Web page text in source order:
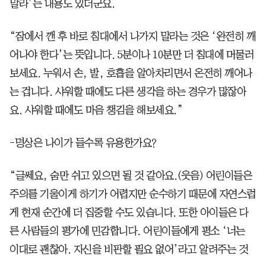
말라’는 내용도 있더군요.
“잠에서 깬 후 바로 침대에서 나가지 말라는 것은 ‘완전히 깨
어나야 한다’는 뜻입니다. 5분이나 10분만 더 침대에 머물러
보세요. 누워서 손, 발, 호흡을 알아차리면서 온전히 깨어나
는 겁니다. 샤워할 때에도 다른 생각을 하는 경우가 많잖아
요. 샤워할 때에도 마음 챙김을 해보세요.”
-명상은 나이가 들수록 유용한가요?
“글쎄요, 숨만 쉬고 있으면 될 것 같아요.(웃음) 어린이들은
주의를 기울이게 하기가 어렵지만 순수하기 때문에 자연스럽
게 현재 순간에 더 집중할 수도 있습니다. 또한 아이들은 다
른 사람들의 평가에 민감합니다. 어린이들에게 평소 ‘너는
이대로 괜찮아. 자신을 비판할 필요 없어’라고 알려주는 것